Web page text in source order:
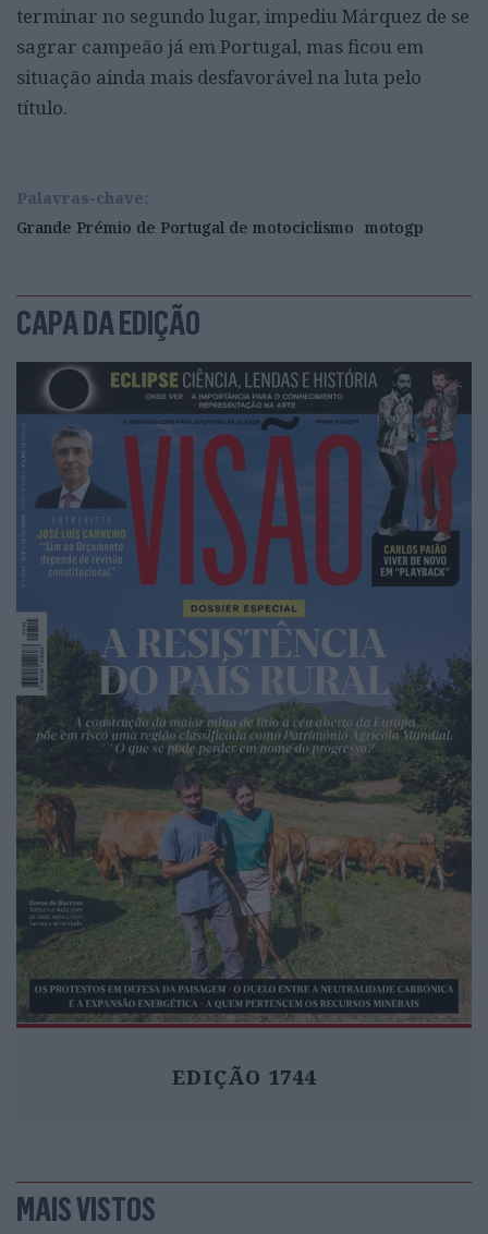
terminar no segundo lugar, impediu Márquez de se
sagrar campeão já em Portugal, mas ficou em
situação ainda mais desfavorável na luta pelo
título.
Palavras-chave:
Grande Prémio de Portugal de motociclismo motogp
CAPA DA EDIÇÃO
EDIÇÃO 1744
MAIS VISTOS